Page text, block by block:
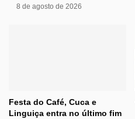
8 de agosto de 2026
Festa do Café, Cuca e
Linguiça entra no último fim